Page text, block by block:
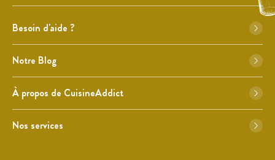
Besoin d'aide ?
Notre Blog
À propos de CuisineAddict
Nos services